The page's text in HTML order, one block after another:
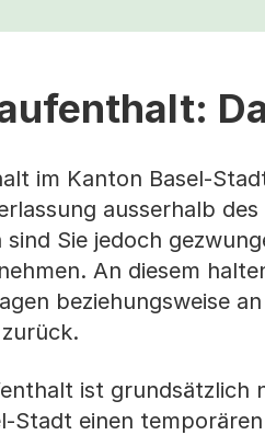
im Kanton Basel-
ausserhalb
Sie jedoch
An diesem
beziehungsweise
ist grundsätzlich
Stadt einen